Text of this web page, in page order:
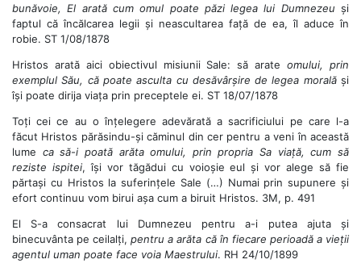
bunăvoie, El arată cum omul poate păzi legea lui Dumnezeu și
faptul că încălcarea legii și neascultarea față de ea, îl aduce în
robie. ST 1/08/1878
Hristos arată aici obiectivul misiunii Sale: să arateomului, prin
exemplul Său, că poate asculta cu desăvârșire de legea moralăși
își poate dirija viața prin preceptele ei. ST 18/07/1878
Toți cei ce au o înțelegere adevărată a sacrificiului pe care l-a
făcut Hristos părăsindu-și căminul din cer pentru a veni în această
lume ca să-i poată arăta omului, prin propria Sa viață, cum să
reziste ispitei, își vor tăgădui cu voioșie eul și vor alege să fie
părtași cu Hristos la suferințele Sale (…) Numai prin supunere și
efort continuu vom birui așa cum a biruit Hristos. 3M, p. 491
El S-a consacrat lui Dumnezeu pentru a-i putea ajuta și
binecuvânta pe ceilalți,pentru a arăta că în fiecare perioadă a vieții
agentul uman poate face voia Maestrului. RH 24/10/1899